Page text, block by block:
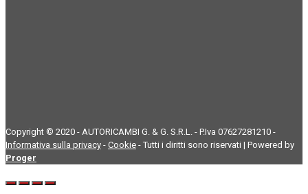
Copyright © 2020 - AUTORICAMBI G. & G. S.R.L. - P.Iva 07627281210 -
Informativa sulla privacy - Cookie - Tutti i diritti sono riservati | Powered by
Proger